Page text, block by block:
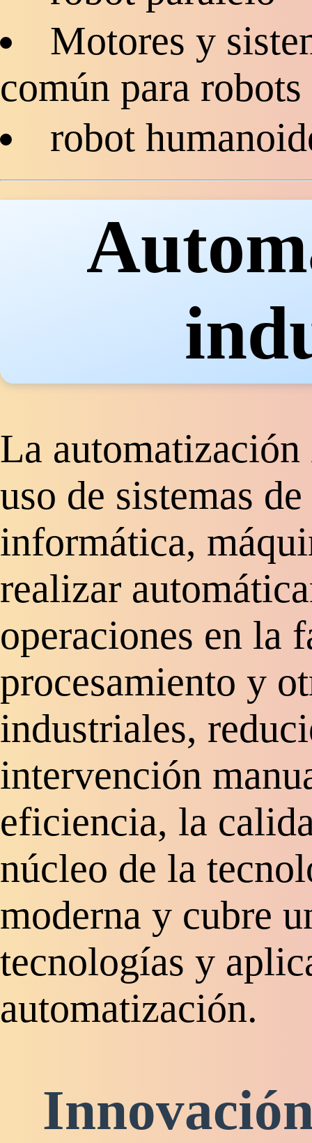
Motores y
común para
robot
La
uso de sistemas
informática,
realizar
operaciones en la
procesamiento y
industriales,
intervención
eficiencia, la
núcleo de la
moderna y cubre
tecnologías y
automatización.